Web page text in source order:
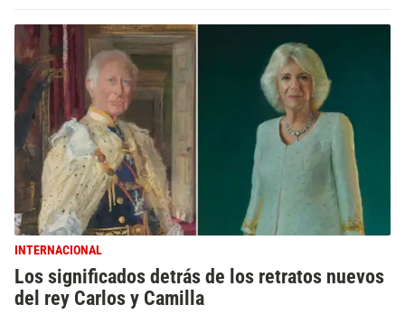
INTERNACIONAL
Los significados detrás de los retratos nuevos
del rey Carlos y Camilla